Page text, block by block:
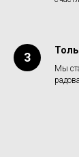
Мы